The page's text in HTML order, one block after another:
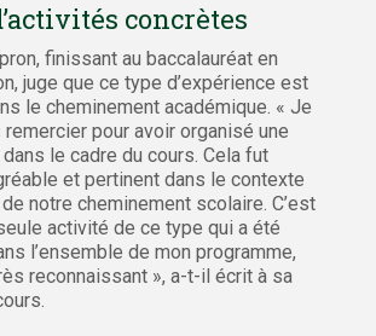
concrètes
finissant au baccalauréat en
juge que ce type d’expérience est
le cheminement académique. « Je
pour avoir organisé une
le cadre du cours. Cela fut
et pertinent dans le contexte
notre cheminement scolaire. C’est
activité de ce type qui a été
l’ensemble de mon programme,
reconnaissant », a-t-il écrit à sa